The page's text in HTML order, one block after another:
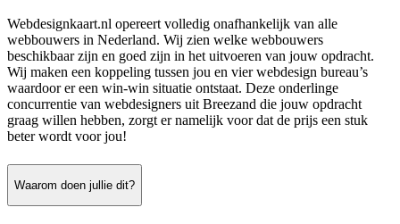
Webdesignkaart.nl opereert volledig onafhankelijk van alle
webbouwers in Nederland. Wij zien welke webbouwers
beschikbaar zijn en goed zijn in het uitvoeren van jouw opdracht.
Wij maken een koppeling tussen jou en vier webdesign bureau’s
waardoor er een win-win situatie ontstaat. Deze onderlinge
concurrentie van webdesigners uit Breezand die jouw opdracht
graag willen hebben, zorgt er namelijk voor dat de prijs een stuk
beter wordt voor jou!
Waarom doen jullie dit?